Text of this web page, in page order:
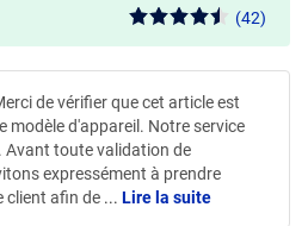
(42)
de vérifier que cet article est
modèle d'appareil. Notre service
Avant toute validation de
expressément à prendre
client afin de ... Lire la suite